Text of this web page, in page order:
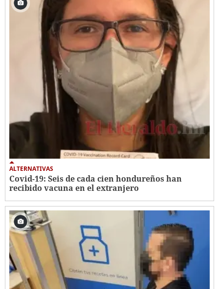
ALTERNATIVAS
Covid-19: Seis de cada cien hondureños han
recibido vacuna en el extranjero